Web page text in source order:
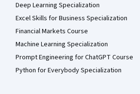
Deep Learning Specialization
Excel Skills for Business Specialization
Financial Markets Course
Machine Learning Specialization
Prompt Engineering for ChatGPT Course
Python for Everybody Specialization